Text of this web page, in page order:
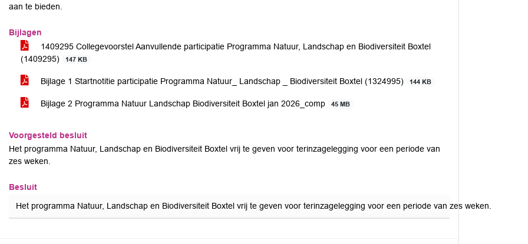
aan te bieden.
Bijlagen
1409295 Collegevoorstel Aanvullende participatie Programma Natuur, Landschap en Biodiversiteit Boxtel
(1409295)
147 KB
Bijlage 1 Startnotitie participatie Programma Natuur_ Landschap _ Biodiversiteit Boxtel (1324995) 144 KB
Bijlage 2 Programma Natuur Landschap Biodiversiteit Boxtel jan 2026_comp 45 MB
Voorgesteld besluit
Het programma Natuur, Landschap en Biodiversiteit Boxtel vrij te geven voor terinzagelegging voor een periode van
zes weken.
Besluit
Het programma Natuur, Landschap en Biodiversiteit Boxtel vrij te geven voor terinzagelegging voor een periode van zes weken.